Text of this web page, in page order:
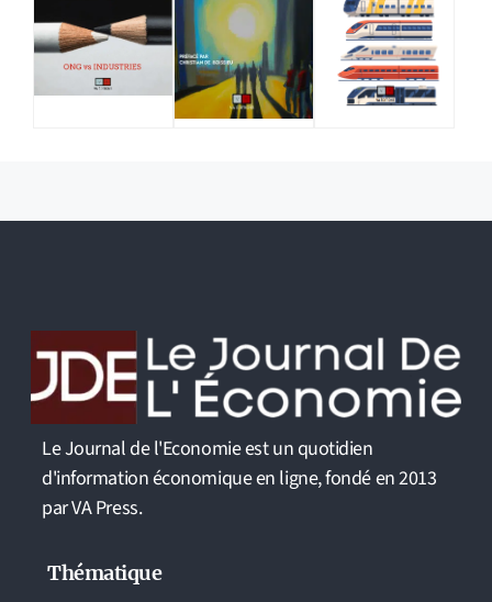
Le Journal de l'Economie est un quotidien
d'information économique en ligne, fondé en 2013
par VA Press.
Thématique